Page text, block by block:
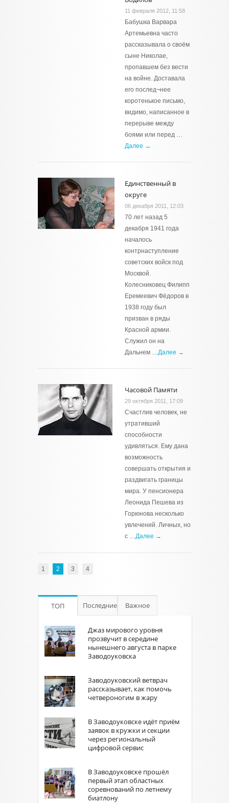
11 февраля 2012, 11:58
Бабушка Варвара
Артемьевна часто
рассказывала о своём
сыне Николае,
пропавшем без вести
на войне. Доставала
его послед¬нее
коротенькое письмо,
видимо, написанное в
перерыве между
боями или перед …
Далее →
Единственный в
округе
06 декабря 2011, 12:03
70 лет назад 5
декабря 1941 года
началось
контрнаступление
советских войск под
Москвой.
Колесниковец Филипп
Еремеевич Фёдоров в
1938 году был
призван в ряды
Красной армии.
Служил он на
Дальнем …Далее →
Часовой Памяти
29 октября 2011, 17:09
Счастлив человек, не
утративший
способности
удивляться. Ему дана
возможность
совершать открытия и
раздвигать границы
мира. У пенсионера
Леонида Пешева из
Горюнова несколько
увлечений. Личных, но
с …Далее →
1 2 3 4
ТОП Последние Важное
Джаз мирового уровня
прозвучит в середине
нынешнего августа в парке
Заводоуковска
Заводоуковский ветврач
рассказывает, как помочь
четвероногим в жару
В Заводоуковске идёт приём
заявок в кружки и секции
через региональный
цифровой сервис
В Заводоуковске прошёл
первый этап областных
соревнований по летнему
биатлону